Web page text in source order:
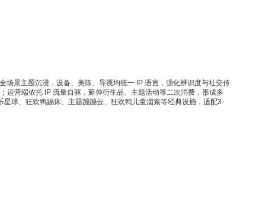
景主题沉浸，设备、美陈、导视均统一 IP 语言，强化辨识度与社交传
运营端依托 IP 流量自驱，延伸衍生品、主题活动等二次消费，形成多
球、狂欢鸭蹦床、主题蹦蹦云、狂欢鸭儿童溜索等经典设施，适配3-